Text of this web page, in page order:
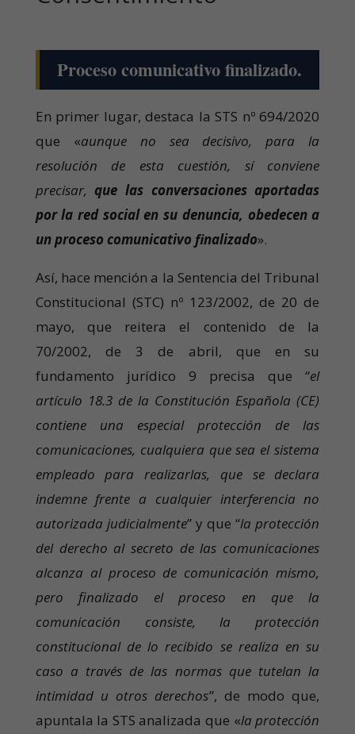
Proceso comunicativo finalizado.
En primer lugar, destaca la STS nº 694/2020
que «aunque no sea decisivo, para la
resolución de esta cuestión, sí conviene
precisar, que las conversaciones aportadas
por la red social en su denuncia, obedecen a
un proceso comunicativo finalizado».
Así, hace mención a la Sentencia del Tribunal
Constitucional (STC) nº 123/2002, de 20 de
mayo, que reitera el contenido de la
70/2002, de 3 de abril, que en su
fundamento jurídico 9 precisa que “el
artículo 18.3 de la Constitución Española (CE)
contiene una especial protección de las
comunicaciones, cualquiera que sea el sistema
empleado para realizarlas, que se declara
indemne frente a cualquier interferencia no
autorizada judicialmente” y que “la protección
del derecho al secreto de las comunicaciones
alcanza al proceso de comunicación mismo,
pero finalizado el proceso en que la
comunicación consiste, la protección
constitucional de lo recibido se realiza en su
caso a través de las normas que tutelan la
intimidad u otros derechos”, de modo que,
apuntala la STS analizada que «la protección